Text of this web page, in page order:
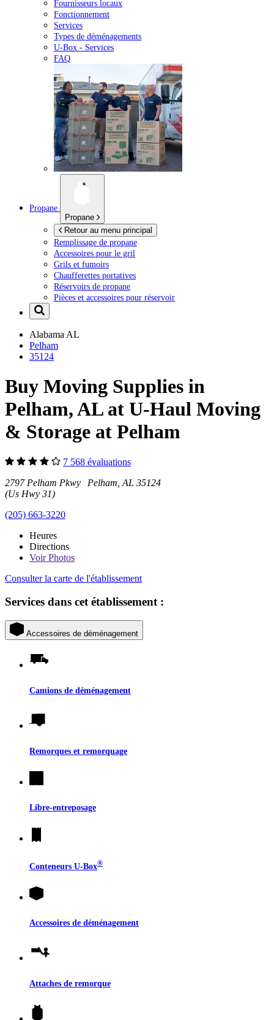
Fournisseurs locaux
Fonctionnement
Services
Types de déménagements
U-Box - Services
FAQ
Propane
Propane
Retour au menu principal
Remplissage de propane
Accessoires pour le gril
Grils et fumoirs
Chaufferettes portatives
Réservoirs de propane
Pièces et accessoires pour réservoir
Alabama AL
Pelham
35124
Buy Moving Supplies in
Pelham, AL at U-Haul Moving
& Storage at Pelham
7 568 évaluations
2797 Pelham Pkwy Pelham, AL 35124
(Us Hwy 31)
(205) 663-3220
Heures
Directions
VoirPhotos
Consulter la carte de l'établissement
Services dans cet établissement :
Accessoires de déménagement
Camions de déménagement
Remorques et remorquage
Libre-entreposage
Conteneurs U-Box®
Accessoires de déménagement
Attaches de remorque